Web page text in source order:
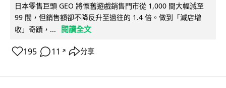
日本零售巨頭 GEO 將懷舊遊戲銷售門市從 1,000 間大幅減至
99 間，但銷售額卻不降反升至過往的 1.4 倍。做到「減店增
收」奇蹟，...
閱讀全文
195 11 ↗ 分享